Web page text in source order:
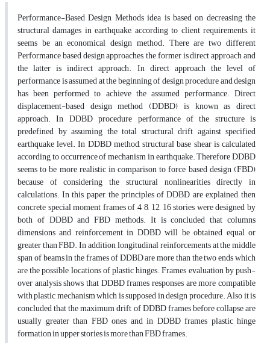
Performance-Based Design Methods idea is based on decreasing the
structural damages in earthquake, according to client requirements, it
seems be an economical design method. There are two different
Performance based design approaches, the former is direct approach and
the latter is indirect approach. In direct approach the level of
performance is assumed at the beginning of design procedure and design
has been performed to achieve the assumed performance. Direct
displacement-based design method (DDBD) is known as direct
approach. In DDBD procedure performance of the structure is
predefined by assuming the total structural drift against specified
earthquake level. In DDBD method, structural base shear is calculated
according to occurrence of mechanism in earthquake. Therefore DDBD
seems to be more realistic in comparison to force based design (FBD)
because of considering the structural nonlinearities directly in
calculations. In this paper, the principles of DDBD are explained, then
concrete special moment frames of 4, 8, 12, 16 stories were designed by
both of DDBD and FBD methods. It is concluded that columns
dimensions and reinforcement in DDBD will be obtained equal or
greater than FBD. In addition, longitudinal reinforcements at the middle
span of beams in the frames of DDBD are more than the two ends which
are the possible locations of plastic hinges. Frames evaluation by push-
over analysis shows that DDBD frames responses are more compatible
with plastic mechanism which is supposed in design procedure. Also it is
concluded that the maximum drift of DDBD frames before collapse are
usually greater than FBD ones and in DDBD frames plastic hinge
formation in upper stories is more than FBD frames.